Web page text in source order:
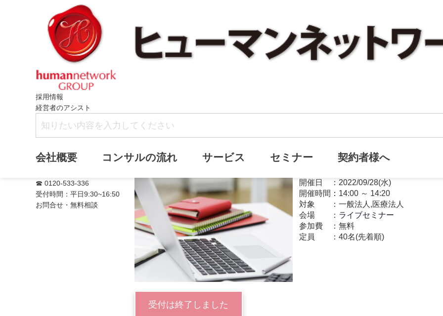
採用情報
経営者のアシスト
会社概要 コンサルの流れ サービス セミナー 契約者様へ
☎ 0120-533-336
受付時間：平日9:30~16:50
お問合せ・無料相談
満席
目を浴びている生命保険活用とは！？
開催日
2022/09/28(水)
開催時間： 14:00 ～ 14:20
対象
一般法人,医療法人
会場
ライブセミナー
参加費
無料
定員
40名(先着順)
受付は終了しました